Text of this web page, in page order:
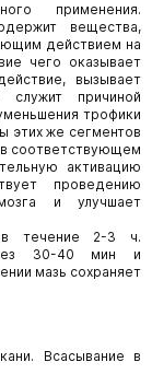
применения.
вещества,
действием на
чего оказывает
вызывает
причиной
трофики
этих же сегментов
соответствующем
активацию
проведению
и улучшает
в течение 2-3 ч.
30-40 мин и
мазь сохраняет
Всасывание в